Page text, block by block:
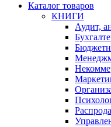
Каталог товаров
КНИГИ
Аудит,